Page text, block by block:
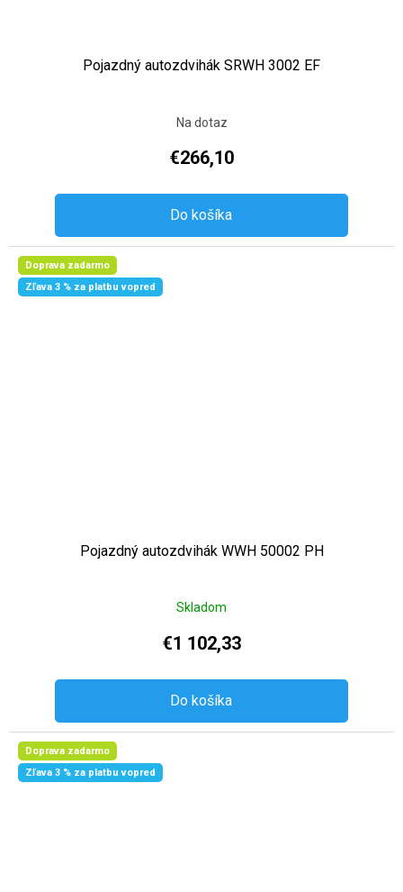
Pojazdný autozdvihák SRWH 3002 EF
Na dotaz
€266,10
Do košíka
Doprava zadarmo
Zľava 3 % za platbu vopred
Pojazdný autozdvihák WWH 50002 PH
Skladom
€1 102,33
Do košíka
Doprava zadarmo
Zľava 3 % za platbu vopred